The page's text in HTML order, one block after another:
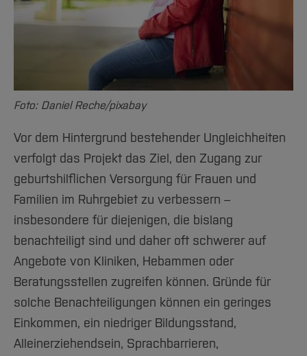
Foto: Daniel Reche/pixabay
Vor dem Hintergrund bestehender Ungleichheiten
verfolgt das Projekt das Ziel, den Zugang zur
geburtshilflichen Versorgung für Frauen und
Familien im Ruhrgebiet zu verbessern –
insbesondere für diejenigen, die bislang
benachteiligt sind und daher oft schwerer auf
Angebote von Kliniken, Hebammen oder
Beratungsstellen zugreifen können. Gründe für
solche Benachteiligungen können ein geringes
Einkommen, ein niedriger Bildungsstand,
Alleinerziehendsein, Sprachbarrieren,